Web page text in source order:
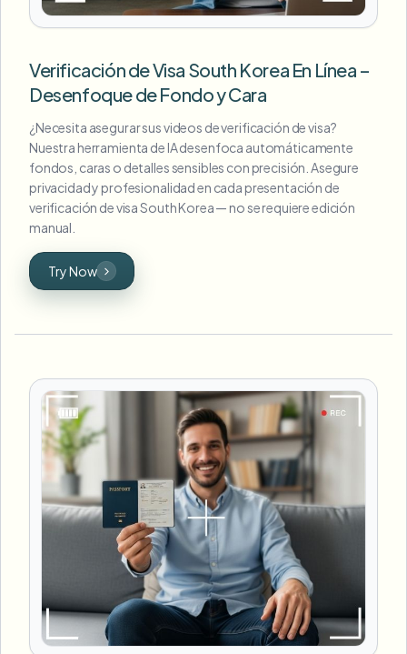
Verificación de Visa South Korea En Línea –
Desenfoque de Fondo y Cara
¿Necesita asegurar sus videos de verificación de visa?
Nuestra herramienta de IA desenfoca automáticamente
fondos, caras o detalles sensibles con precisión. Asegure
privacidad y profesionalidad en cada presentación de
verificación de visa South Korea — no se requiere edición
manual.
Try Now